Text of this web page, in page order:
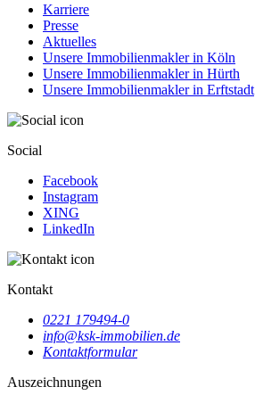
Karriere
Presse
Aktuelles
Unsere Immobilienmakler in Köln
Unsere Immobilienmakler in Hürth
Unsere Immobilienmakler in Erftstadt
Social
Facebook
Instagram
XING
LinkedIn
Kontakt
0221 179494-0
info@ksk-immobilien.de
Kontaktformular
Auszeichnungen